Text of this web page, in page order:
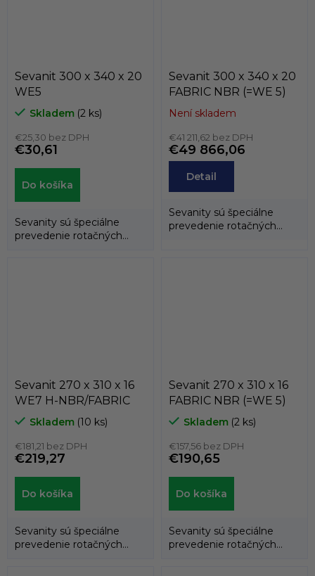
Sevanit 300 x 340 x 20
WE5
Skladem (2 ks)
€25,30 bez DPH
€30,61
Do košíka
Sevanity sú špeciálne
prevedenie rotačných
Sevanit 300 x 340 x 20
FABRIC NBR (=WE 5)
Není skladem
€41 211,62 bez DPH
€49 866,06
Detail
Sevanity sú špeciálne
prevedenie rotačných
Sevanit 270 x 310 x 16
WE7 H-NBR/FABRIC
Skladem (10 ks)
€181,21 bez DPH
€219,27
Do košíka
Sevanity sú špeciálne
prevedenie rotačných
Sevanit 270 x 310 x 16
FABRIC NBR (=WE 5)
Skladem (2 ks)
€157,56 bez DPH
€190,65
Do košíka
Sevanity sú špeciálne
prevedenie rotačných